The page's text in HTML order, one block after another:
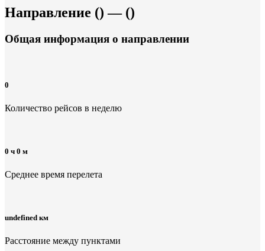
Направление () — ()
Общая информация о направлении
0
Количество рейсов в неделю
0 ч 0 м
Среднее время перелета
undefined км
Расстояние между пунктами